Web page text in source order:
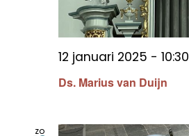
Ds. Marius van Duijn
12 januari 2025 - 10:30
zo